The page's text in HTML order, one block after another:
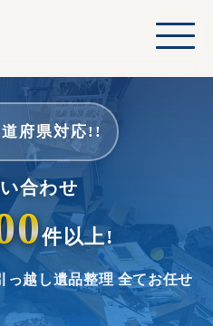
府県対応!!
合わせ
件以上!
っ越し遺品整理 全てお任せ